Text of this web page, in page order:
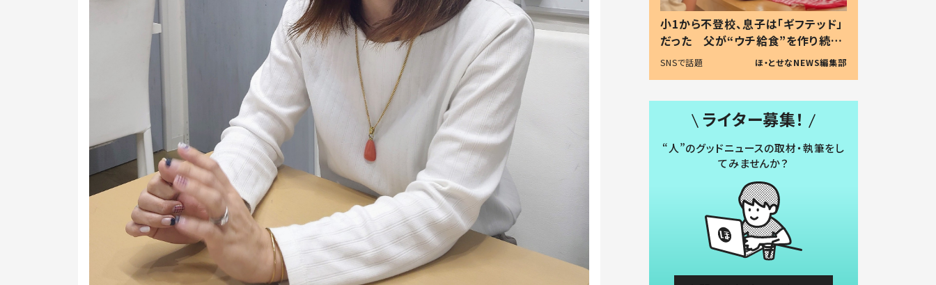
小1から不登校、息子は「ギフテッド」
だった 父が“ウチ給食”を作り続け
る理由とは #令和の親 #令和の子
SNSで話題 ほ・とせなNEWS編集部
ライター募集！
“人”のグッドニュースの取材・執筆をし
てみませんか？